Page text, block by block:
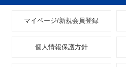
マイページ/新規会員登録
個人情報保護方針